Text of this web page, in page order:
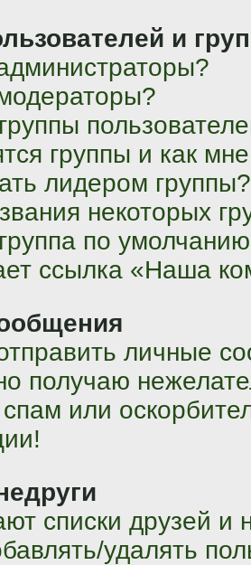
и
группы и как
лидером группы?
некоторых
по
ссылка «Наша
личные
получаю
или
списки друзей и
удалять